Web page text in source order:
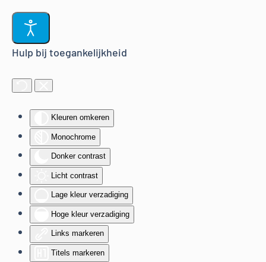
Hulp bij toegankelijkheid
Kleuren omkeren
Monochrome
Donker contrast
Licht contrast
Lage kleur verzadiging
Hoge kleur verzadiging
Links markeren
Titels markeren
Terug naar hoofdinhoud